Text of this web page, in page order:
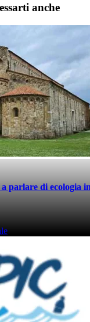
anche
parlare di ecologia